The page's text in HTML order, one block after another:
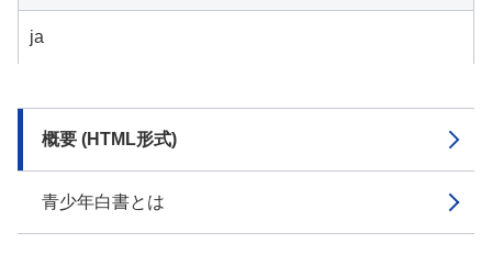
概要 (HTML形式)
青少年白書とは
ja